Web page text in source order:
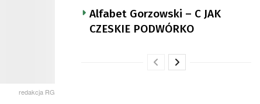
redakcja RG
Alfabet Gorzowski – C JAK
CZESKIE PODWÓRKO